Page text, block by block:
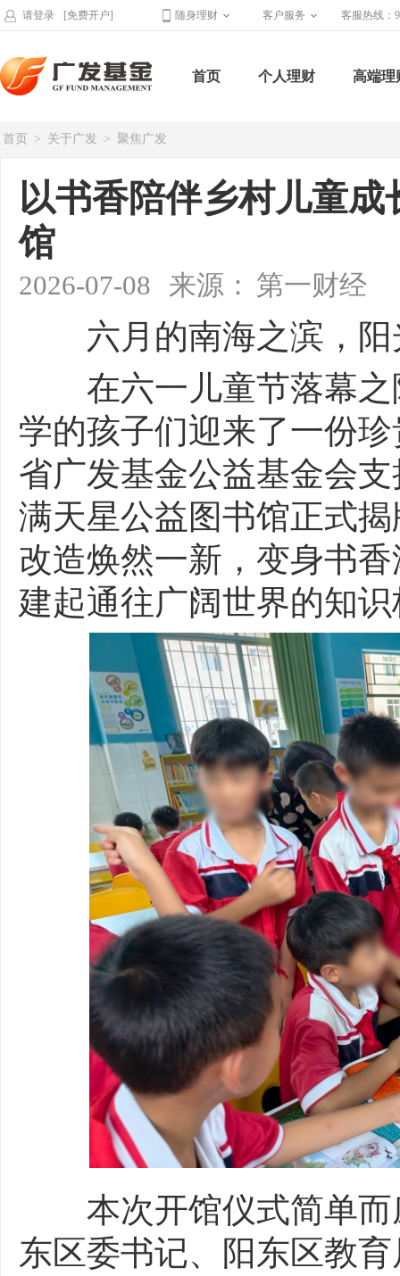
请登录 [免费开户] 随身理财 客户服务 客服热线：
首页 个人理财 高端理
首页 > 关于广发 > 聚焦广发
以书香陪伴乡村儿童
馆
2026-07-08 来源： 第一财经
六月的南海之滨，阳
在六一儿童节落幕之
学的孩子们迎来了一份
省广发基金公益基金会
满天星公益图书馆正式
改造焕然一新，变身书
建起通往广阔世界的知
本次开馆仪式简单而
东区委书记、阳东区教